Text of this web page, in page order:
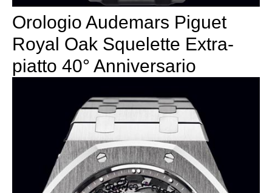
Orologio Audemars Piguet
Royal Oak Squelette Extra-
piatto 40° Anniversario